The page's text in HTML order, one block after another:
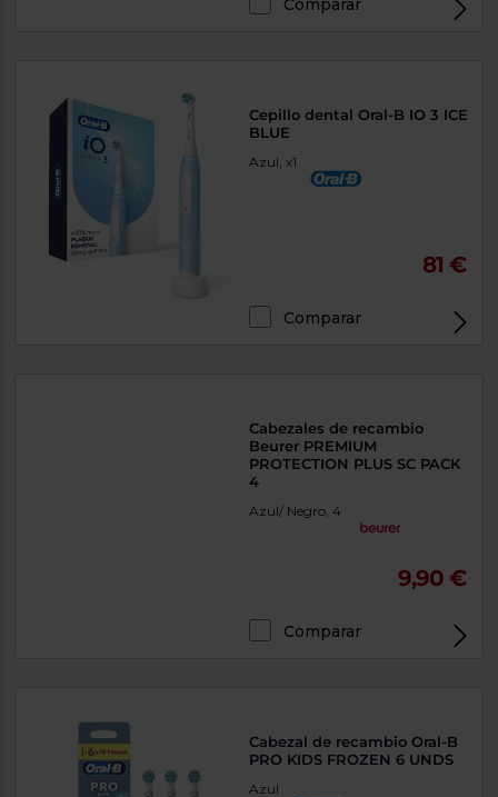
Comparar
Cepillo dental Oral-B IO 3 ICE
BLUE
Azul, x1
81 €
Comparar
Cabezales de recambio
Beurer PREMIUM
PROTECTION PLUS SC PACK
4
Azul/ Negro, 4
9,90 €
Comparar
Cabezal de recambio Oral-B
PRO KIDS FROZEN 6 UNDS
Azul